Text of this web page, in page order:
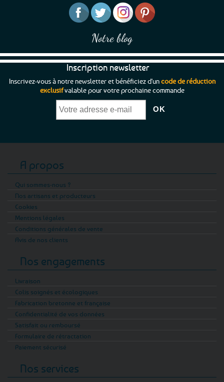
Notre blog
Inscription newsletter
Inscrivez-vous à notre newsletter et bénéficiez d'uncode de réduction
exclusifvalable pour votre prochaine commande
A propos
Qui sommes-nous ?
Nos artisans et producteurs
Cookies
Mentions légales
Conditions générales de vente
Avis de nos clients
Nos engagements
Livraison
Colis soignés et écologiques
Fabrication bretonne et française
Confidentialité de vos données
Satisfait ou remboursé
Formulaire de rétractation
Paiement sécurisé
Nos services